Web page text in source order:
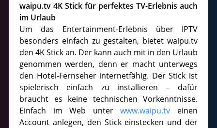
waipu.tv 4K Stick für perfektes TV-Erlebnis auch
im Urlaub
Um das Entertainment-Erlebnis über IPTV
besonders einfach zu gestalten, bietet waipu.tv
den 4K Stick an. Der kann auch mit in den Urlaub
genommen werden, denn er macht unterwegs
den Hotel-Fernseher internetfähig. Der Stick ist
spielerisch einfach zu installieren – dafür
braucht es keine technischen Vorkenntnisse.
Einfach im Web unterwww.waipu.tv einen
Account anlegen, den Stick einstecken und der